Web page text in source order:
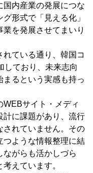
国内産業の発展につな
形式で「見える化」
を発展させてまいり
ている通り、韓国コ
しており、未来志向
るという実感も持っ
WEBサイト・メディ
計に課題があり、流行
されていません。その
つような情報整理に結
ながらも活かしづら
えています。